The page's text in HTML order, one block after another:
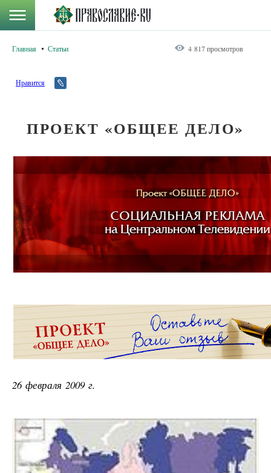
Главная Статьи 4 817 просмотров
Нравится
ПРОЕКТ «ОБЩЕЕ ДЕЛО»
26 февраля 2009 г.